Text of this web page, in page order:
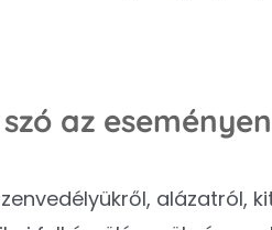
az
alázatról,